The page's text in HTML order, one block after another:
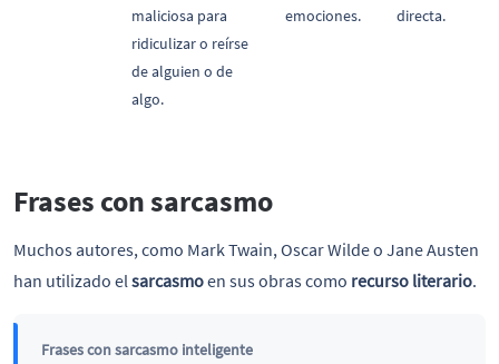
maliciosa para
ridiculizar o reírse
de alguien o de
algo.
emociones.
directa.
Frases con sarcasmo
Muchos autores, como Mark Twain, Oscar Wilde o Jane Austen
han utilizado el sarcasmoen sus obras como recurso literario.
Frases con sarcasmo inteligente